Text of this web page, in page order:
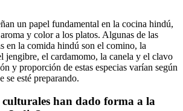
un papel fundamental en la cocina hindú,
y color a los platos. Algunas de las
en la comida hindú son el comino, la
jengibre, el cardamomo, la canela y el clavo
y proporción de estas especias varían según
se esté preparando.
culturales han dado forma a la